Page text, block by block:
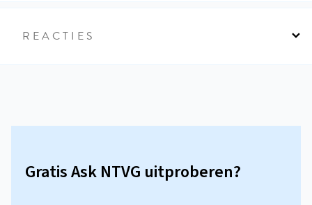
REACTIES
Gratis Ask NTVG uitproberen?